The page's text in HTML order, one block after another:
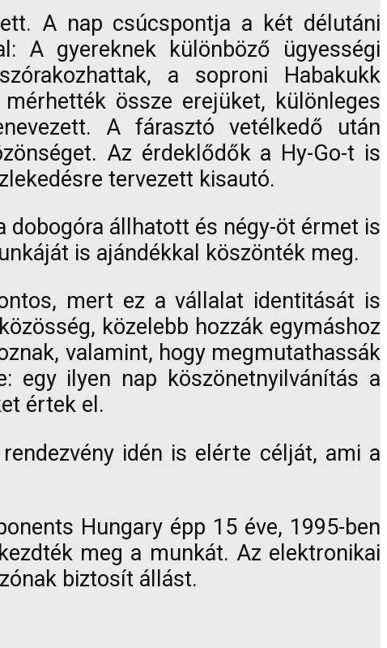
A nap csúcspontja a két délutáni
A gyereknek különböző ügyességi
a soproni Habakukk
össze erejüket, különleges
A fárasztó vetélkedő után
Az érdeklődők a Hy-Go-t is
tervezett kisautó.
dobogóra állhatott és négy-öt érmet is
is ajándékkal köszönték meg.
mert ez a vállalat identitását is
közelebb hozzák egymáshoz
valamint, hogy megmutathassák
egy ilyen nap köszönetnyilvánítás a
értek el.
idén is elérte célját, ami a
Hungary épp 15 éve, 1995-ben
meg a munkát. Az elektronikai
biztosít állást.